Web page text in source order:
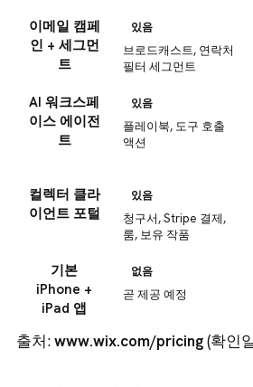
이메일 캠페
인 + 세그먼
트
있음
브로드캐스트, 연락처
필터 세그먼트
AI 워크스페
이스 에이전
트
있음
플레이북, 도구 호출
액션
컬렉터 클라
이언트 포털
있음
청구서, Stripe 결제,
룸, 보유 작품
기본
iPhone +
iPad 앱
없음
곧 제공 예정
출처:www.wix.com/pricing(확인